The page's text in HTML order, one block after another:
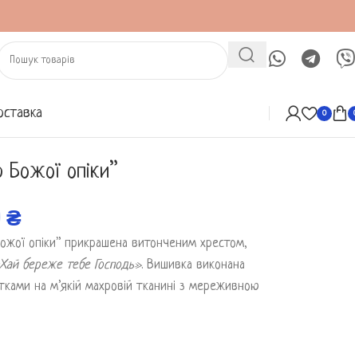
0
опіки”
₴
опіки” прикрашена витонченим хрестом,
береже тебе Господь». Вишивка виконана
на м’якій махровій тканині з мереживною